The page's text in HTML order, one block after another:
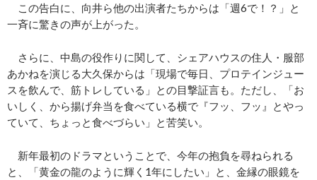
この告白に、向井ら他の出演者たちからは「週6で！？」と
一斉に驚きの声が上がった。
さらに、中島の役作りに関して、シェアハウスの住人・服部
あかねを演じる大久保からは「現場で毎日、プロテインジュー
スを飲んで、筋トレしている」との目撃証言も。ただし、「お
いしく、から揚げ弁当を食べている横で『フッ、フッ』とやっ
ていて、ちょっと食べづらい」と苦笑い。
新年最初のドラマということで、今年の抱負を尋ねられる
と、「黄金の龍のように輝く1年にしたい」と、金縁の眼鏡を